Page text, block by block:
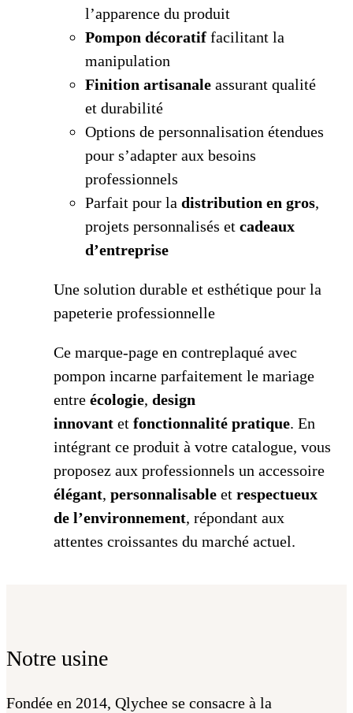
l’apparence du produit
Pompon décoratif facilitant la
manipulation
Finition artisanale assurant qualité
et durabilité
Options de personnalisation étendues
pour s’adapter aux besoins
professionnels
Parfait pour la distribution en gros,
projets personnalisés et cadeaux
d’entreprise
Une solution durable et esthétique pour la
papeterie professionnelle
Ce marque-page en contreplaqué avec
pompon incarne parfaitement le mariage
entre écologie, design
innovant et fonctionnalité pratique. En
intégrant ce produit à votre catalogue, vous
proposez aux professionnels un accessoire
élégant, personnalisable et respectueux
de l’environnement, répondant aux
attentes croissantes du marché actuel.
Notre usine
Fondée en 2014, Qlychee se consacre à la